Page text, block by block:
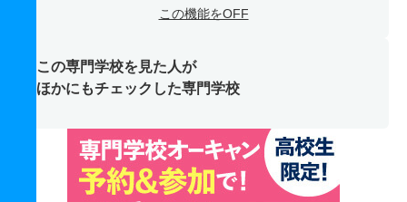
この機能をOFF
この専門学校を見た人が
ほかにもチェックした専門学校